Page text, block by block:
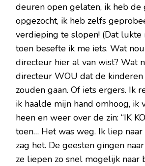
deuren open gelaten, ik heb de
opgezocht, ik heb zelfs
verdieping te slopen! (Dat lukte
toen besefte ik me iets. Wat
directeur hier al van wist? Wat
directeur WOU dat de
zouden gaan. Of iets ergers. Ik
ik haalde mijn hand omhoog, ik
heen en weer over de zin: “IK
toen… Het was weg. Ik liep naar
zag het. De geesten gingen
ze liepen zo snel mogelijk naar